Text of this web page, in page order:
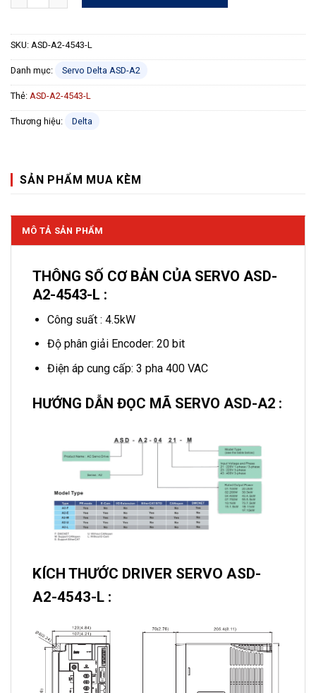
SKU: ASD-A2-4543-L
Danh mục: Servo Delta ASD-A2
Thẻ: ASD-A2-4543-L
Thương hiệu: Delta
SẢN PHẨM MUA KÈM
MÔ TẢ SẢN PHẨM
THÔNG SỐ CƠ BẢN CỦA SERVO ASD-
A2-4543-L :
Công suất : 4.5kW
Độ phân giải Encoder: 20 bit
Điện áp cung cấp: 3 pha 400 VAC
HƯỚNG DẪN ĐỌC MÃ SERVO ASD-A2 :
KÍCH THƯỚC DRIVER SERVO ASD-
A2-4543-L :